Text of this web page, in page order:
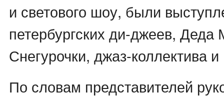
и светового шоу, были
петербургских ди-джеев, Деда
Снегурочки, джаз-коллектива
По словам представителей